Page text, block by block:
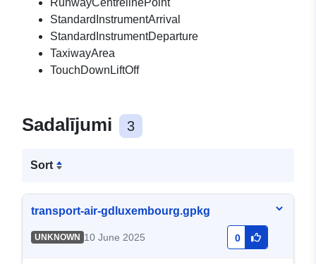
RunwayCentrelinePoint
StandardInstrumentArrival
StandardInstrumentDeparture
TaxiwayArea
TouchDownLiftOff
Sadalījumi 3
Sort
transport-air-gdluxembourg.gpkg
UNKNOWN 10 June 2025 0